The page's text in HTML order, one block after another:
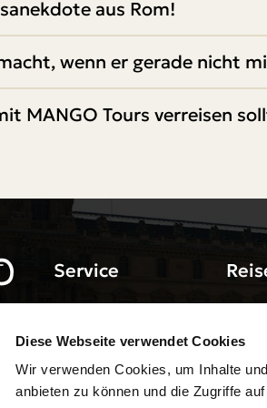
Diese Webseite verwendet Cookies
Wir verwenden Cookies, um Inhalte
anbieten zu können und die Zugriffe
aus Rom!
wenn er gerade nicht
MANGO Tours verreisen
Service
Leitbild
Warum MANGO?